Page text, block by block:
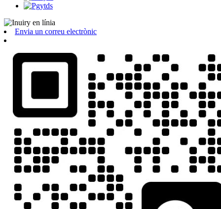
Envia un correu electrònic